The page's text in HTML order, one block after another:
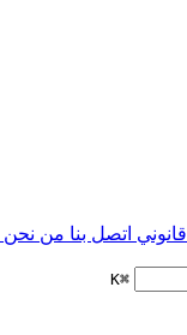
قانوني اتصل بنا من نحن
⌘
K